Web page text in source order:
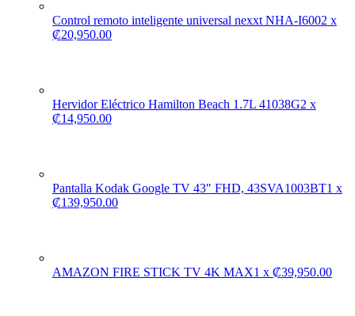
Control remoto inteligente universal nexxt NHA-I6002 x
₡20,950.00
Hervidor Eléctrico Hamilton Beach 1.7L 41038G2 x
₡14,950.00
Pantalla Kodak Google TV 43″ FHD, 43SVA1003BT1 x
₡139,950.00
AMAZON FIRE STICK TV 4K MAX1 x ₡39,950.00